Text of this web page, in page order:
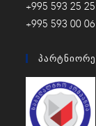
+995 593 25
+995 593 00